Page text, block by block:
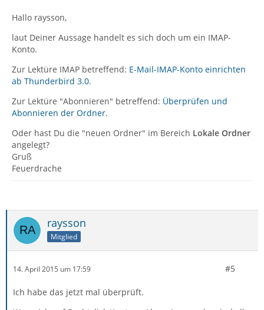
Hallo raysson,
laut Deiner Aussage handelt es sich doch um ein IMAP-
Konto.
Zur Lektüre IMAP betreffend: E-Mail-IMAP-Konto einrichten
ab Thunderbird 3.0.
Zur Lektüre "Abonnieren" betreffend: Überprüfen und
Abonnieren der Ordner.
Oder hast Du die "neuen Ordner" im Bereich Lokale Ordner
angelegt?
Gruß
Feuerdrache
raysson
Mitglied
14. April 2015 um 17:59 #5
Ich habe das jetzt mal überprüft.